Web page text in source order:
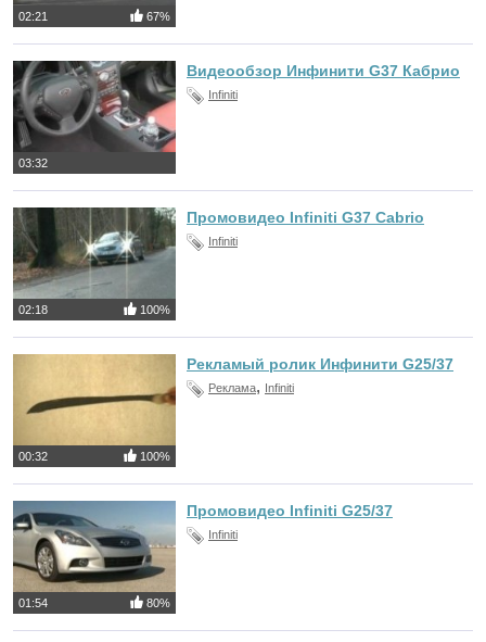
02:21 67%
03:32
Видеообзор Инфинити G37 Кабрио
Infiniti
02:18 100%
Промовидео Infiniti G37 Cabrio
Infiniti
00:32 100%
Рекламый ролик Инфинити G25/37
Реклама, Infiniti
01:54 80%
Промовидео Infiniti G25/37
Infiniti